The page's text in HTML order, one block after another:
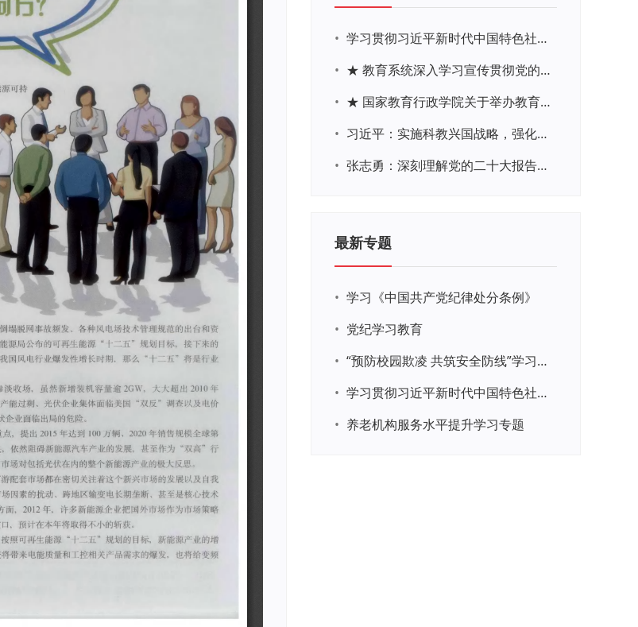
•
学习贯彻习近平新时代中国特色社会主义思想主题教育网络培训
•
★ 教育系统深入学习宣传贯彻党的二十大精神学习专题
•
★ 国家教育行政学院关于举办教育系统深入学习宣传贯彻党的二十大精神专题网络培训的通知
•
习近平：实施科教兴国战略，强化现代化建设人才支撑
•
张志勇：深刻理解党的二十大报告关于教育的新思想、新战略、新要求
最新专题
• 学习《中国共产党纪律处分条例》
• 党纪学习教育
•
“预防校园欺凌 共筑安全防线”学习专题
•
学习贯彻习近平新时代中国特色社会主义思想主题教育
• 养老机构服务水平提升学习专题